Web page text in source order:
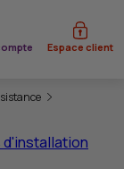
CIC Espace client
d'installation